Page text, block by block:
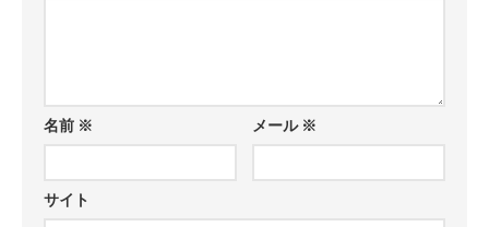
名前 ※ メール ※
サイト